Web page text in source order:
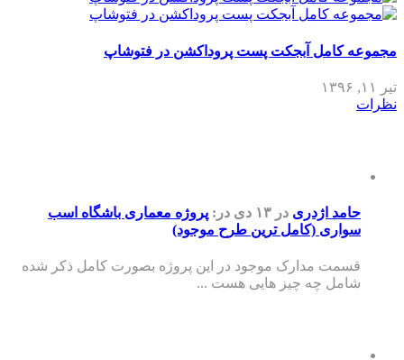
مجموعه کامل آبجکت پست پروداکشن در فتوشاپ
تیر ۱۱, ۱۳۹۶
نظرات
حامد اژدری در ۱۳ دی در: پروژه معماری باشگاه اسب
سواری (کامل ترین طرح موجود)
قسمت مدارک موجود در این پروژه بصورت کامل ذکر شده
شامل چه چیز هایی هست ...